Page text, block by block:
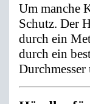
Um manche
Schutz. Der
durch ein
durch ein